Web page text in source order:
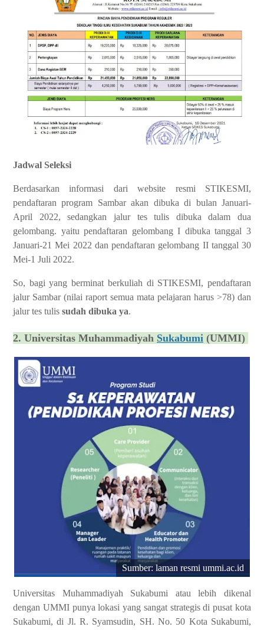
Jadwal Seleksi
Berdasarkan informasi dari website resmi STIKESMI,
pendaftaran program Sambar akan dibuka di bulan Januari-
April 2022, sedangkan jalur tes tulis dibuka dalam dua
gelombang. yaitu pendaftaran gelombang I dibuka tanggal 3
Januari-21 Mei 2022 dan pendaftaran gelombang II tanggal 30
Mei-1 Juli 2022.
So, bagi yang berminat berkuliah di STIKESMI, pendaftaran
jalur Sambar (nilai raport semua mata pelajaran harus >78) dan
jalur tes tulis sudah dibuka ya.
2. Universitas Muhammadiyah Sukabumi (UMMI)
Sumber: laman resmi ummi.ac.id
Universitas Muhammadiyah Sukabumi atau lebih dikenal
dengan UMMI punya lokasi yang sangat strategis di pusat kota
Sukabumi, di Jl. R. Syamsudin, SH. No. 50 Kota Sukabumi,